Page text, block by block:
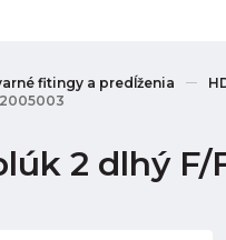
fitingy a predĺženia
2 dlhý F/